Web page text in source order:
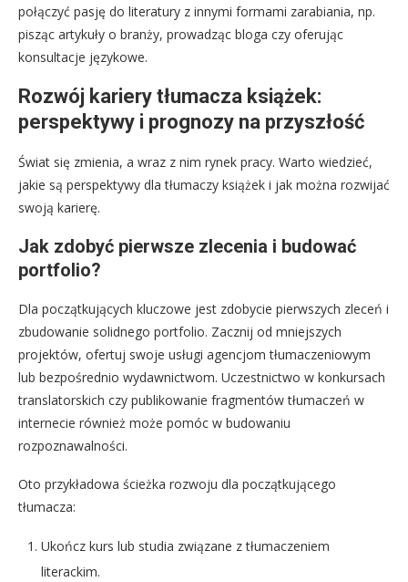
połączyć pasję do literatury z innymi formami zarabiania, np.
pisząc artykuły o branży, prowadząc bloga czy oferując
konsultacje językowe.
Rozwój kariery tłumacza książek:
perspektywy i prognozy na przyszłość
Świat się zmienia, a wraz z nim rynek pracy. Warto wiedzieć,
jakie są perspektywy dla tłumaczy książek i jak można rozwijać
swoją karierę.
Jak zdobyć pierwsze zlecenia i budować
portfolio?
Dla początkujących kluczowe jest zdobycie pierwszych zleceń i
zbudowanie solidnego portfolio. Zacznij od mniejszych
projektów, ofertuj swoje usługi agencjom tłumaczeniowym
lub bezpośrednio wydawnictwom. Uczestnictwo w konkursach
translatorskich czy publikowanie fragmentów tłumaczeń w
internecie również może pomóc w budowaniu
rozpoznawalności.
Oto przykładowa ścieżka rozwoju dla początkującego
tłumacza:
Ukończ kurs lub studia związane z tłumaczeniem
literackim.